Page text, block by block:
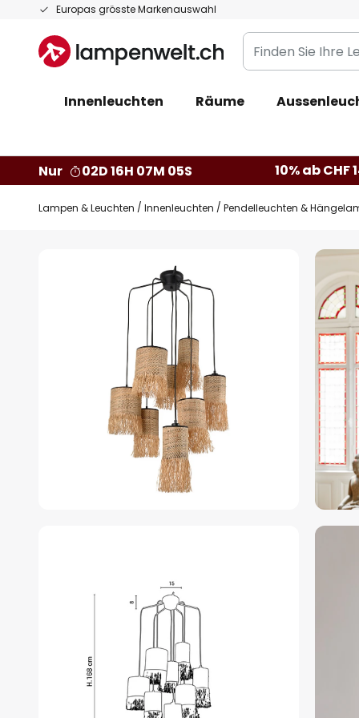
Europas grösste Markenauswahl
Zum
springen
Finden
Sie
Leuchte...
Innenleuchten Räume
Nur
02D 16H 07M 04S 10% ab CHF
Lampen & Leuchten Innenleuchten Pendelleuchten &